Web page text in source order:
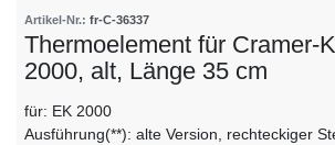
Artikel-Nr.: fr-C-36337
Thermoelement für Cramer-
2000, alt, Länge 35 cm
für: EK 2000
Ausführung(**): alte Version, rechteckiger